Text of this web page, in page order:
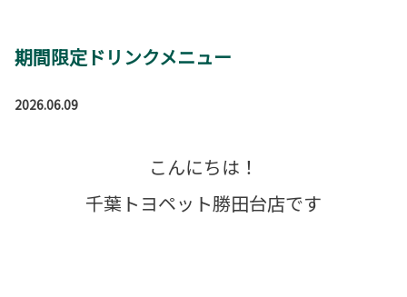
期間限定ドリンクメニュー
2026.06.09
こんにちは！
千葉トヨペット勝田台店です